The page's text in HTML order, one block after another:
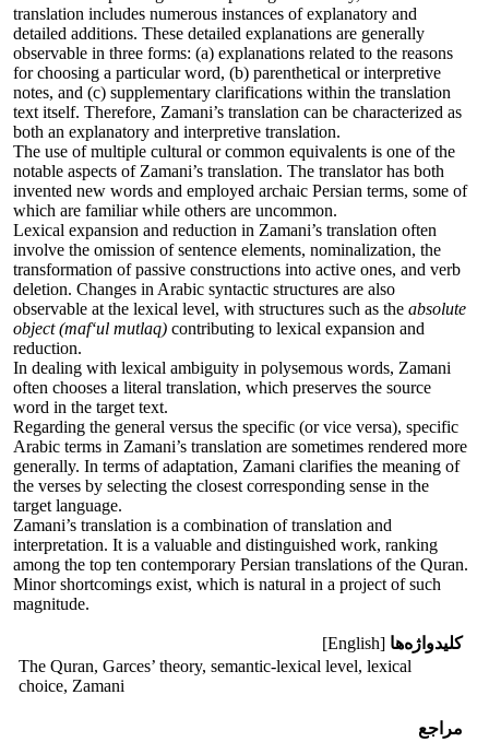
translation includes numerous instances of explanatory and
detailed additions. These detailed explanations are generally
observable in three forms: (a) explanations related to the reasons
for choosing a particular word, (b) parenthetical or interpretive
notes, and (c) supplementary clarifications within the translation
text itself. Therefore, Zamani’s translation can be characterized as
both an explanatory and interpretive translation.
The use of multiple cultural or common equivalents is one of the
notable aspects of Zamani’s translation. The translator has both
invented new words and employed archaic Persian terms, some of
which are familiar while others are uncommon.
Lexical expansion and reduction in Zamani’s translation often
involve the omission of sentence elements, nominalization, the
transformation of passive constructions into active ones, and verb
deletion. Changes in Arabic syntactic structures are also
observable at the lexical level, with structures such as the absolute
object (maf‘ul mutlaq) contributing to lexical expansion and
reduction.
In dealing with lexical ambiguity in polysemous words, Zamani
often chooses a literal translation, which preserves the source
word in the target text.
Regarding the general versus the specific (or vice versa), specific
Arabic terms in Zamani’s translation are sometimes rendered more
generally. In terms of adaptation, Zamani clarifies the meaning of
the verses by selecting the closest corresponding sense in the
target language.
Zamani’s translation is a combination of translation and
interpretation. It is a valuable and distinguished work, ranking
among the top ten contemporary Persian translations of the Quran.
Minor shortcomings exist, which is natural in a project of such
magnitude.
کلیدواژه‌ها [English]
The Quran, Garces’ theory, semantic-lexical level, lexical
choice, Zamani
مراجع